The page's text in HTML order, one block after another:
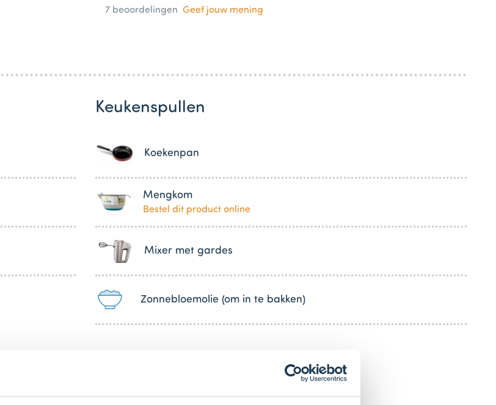
7 beoordelingen Geef jouw mening
Keukenspullen
Koekenpan
Mengkom
Bestel dit product online
Mixer met gardes
Zonnebloemolie (om in te bakken)